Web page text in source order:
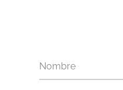
Nombre